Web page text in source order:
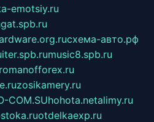
emotsiy.ru
схема-авто.рф
music8.spb.ru
romanofforex.ru
zosikamery.ru
COM.SUhohota.netalimy.ru
otdelkaexp.ru